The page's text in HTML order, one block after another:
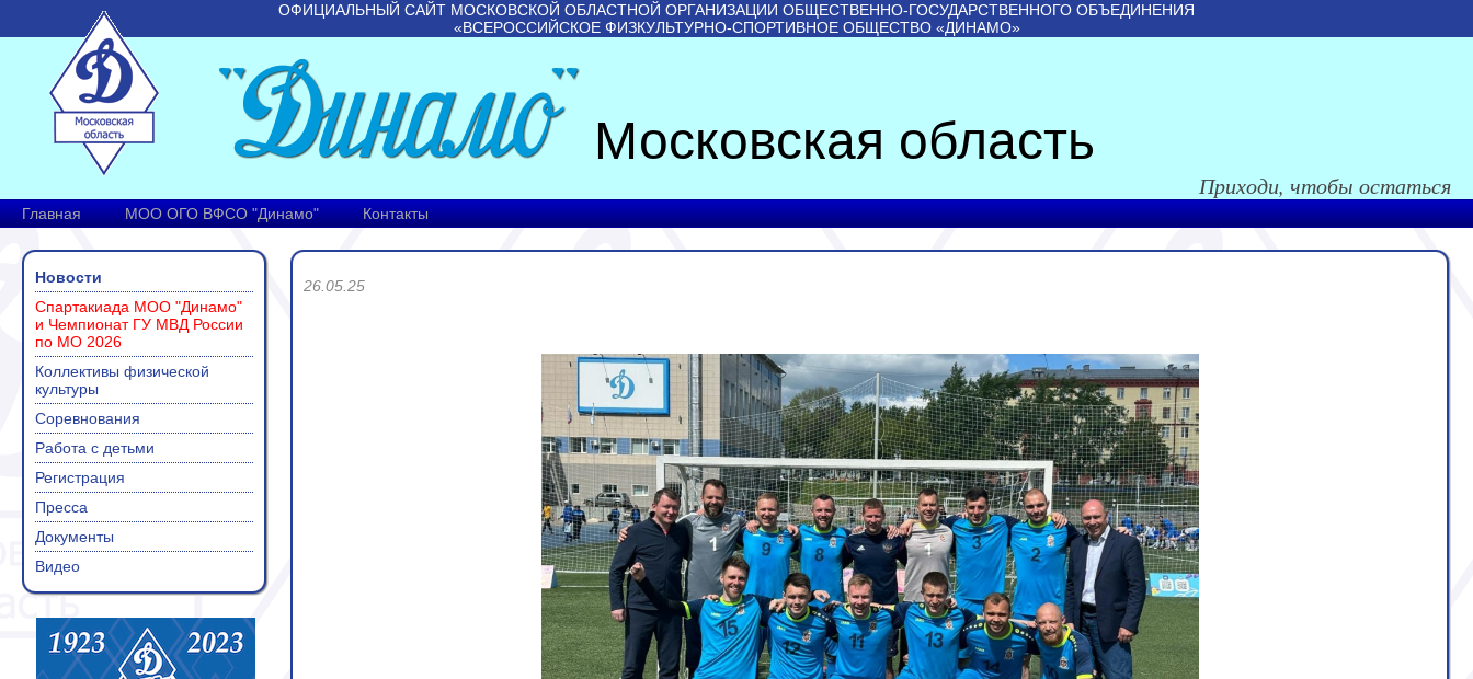
ОФИЦИАЛЬНЫЙ САЙТ МОСКОВСКОЙ ОБЛАСТНОЙ ОРГАНИЗАЦИИ ОБЩЕСТВЕННО-ГОСУДАРСТВЕННОГО ОБЪЕДИНЕНИЯ
«ВСЕРОССИЙСКОЕ ФИЗКУЛЬТУРНО-СПОРТИВНОЕ ОБЩЕСТВО «ДИНАМО»
Московская область
Приходи, чтобы остаться
Главная МОО ОГО ВФСО "Динамо" Контакты
Новости
Спартакиада МОО "Динамо"
и Чемпионат ГУ МВД России
по МО 2026
Коллективы физической
культуры
Соревнования
Работа с детьми
Регистрация
Пресса
Документы
Видео
26.05.25